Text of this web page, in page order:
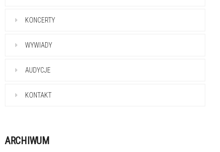
KONCERTY
WYWIADY
AUDYCJE
KONTAKT
ARCHIWUM